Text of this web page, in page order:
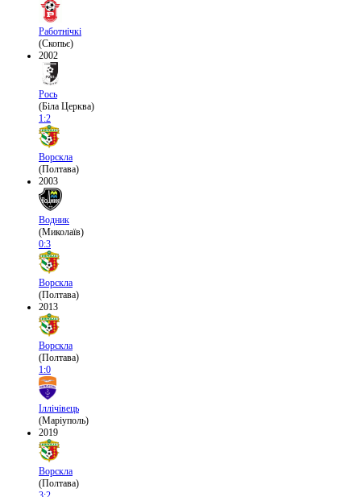
Работнічкі
(Скопьє)
2002
Рось
(Біла Церква)
1:2
Ворскла
(Полтава)
2003
Водник
(Миколаїв)
0:3
Ворскла
(Полтава)
2013
Ворскла
(Полтава)
1:0
Іллічівець
(Маріуполь)
2019
Ворскла
(Полтава)